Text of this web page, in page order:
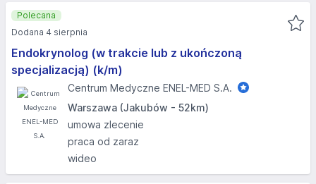
Endokrynolog (w trakcie lub z ukończoną
specjalizacją) (k/m)
Centrum Medyczne ENEL-MED S.A.
Warszawa (Jakubów - 52km)
umowa zlecenie
praca od zaraz
wideo
Polecana
Dodana 4 sierpnia